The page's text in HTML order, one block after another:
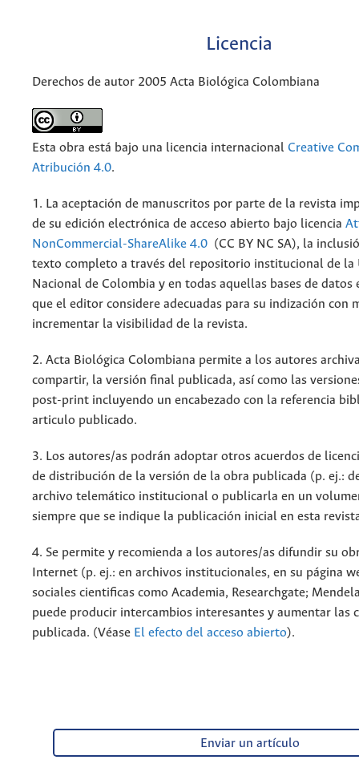
Licencia
Derechos de autor 2005 Acta Biológica Colombiana
Esta obra está bajo una licencia internacional Creative
Atribución 4.0.
1. La aceptación de manuscritos por parte de la revista
de su edición electrónica de acceso abierto bajo licencia
NonCommercial-ShareAlike 4.0 (CC BY NC SA), la
texto completo a través del repositorio institucional de la
Nacional de Colombia y en todas aquellas bases de datos
que el editor considere adecuadas para su indización con
incrementar la visibilidad de la revista.
2. Acta Biológica Colombiana permite a los autores
compartir, la versión final publicada, así como las
post-print incluyendo un encabezado con la referencia
articulo publicado.
3. Los autores/as podrán adoptar otros acuerdos de
de distribución de la versión de la obra publicada (p. ej.:
archivo telemático institucional o publicarla en un
siempre que se indique la publicación inicial en esta
4. Se permite y recomienda a los autores/as difundir su
Internet (p. ej.: en archivos institucionales, en su página
sociales cientificas como Academia, Researchgate;
puede producir intercambios interesantes y aumentar las
publicada. (Véase El efecto del acceso abierto).
Enviar un artículo